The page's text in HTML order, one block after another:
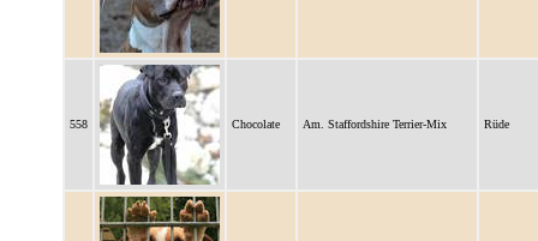
558 Chocolate Am. Staffordshire Terrier-Mix Rüde